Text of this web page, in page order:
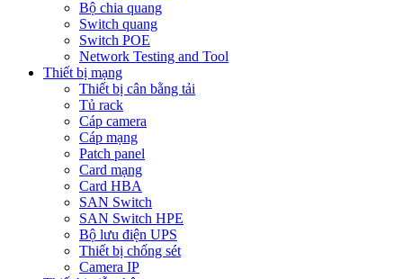
Bộ chia quang
Switch quang
Switch POE
Network Testing and Tool
Thiết bị mạng
Thiết bị cân bằng tải
Tủ rack
Cáp camera
Cáp mạng
Patch panel
Card mạng
Card HBA
SAN Switch
SAN Switch HPE
Bộ lưu điện UPS
Thiết bị chống sét
Camera IP